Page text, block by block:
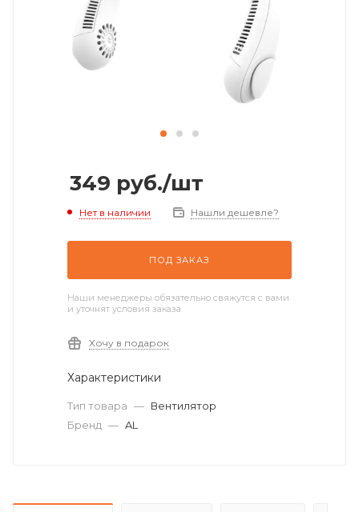
349 руб./шт
Нет в наличии Нашли дешевле?
ПОД ЗАКАЗ
Наши менеджеры обязательно свяжутся с вами
и уточнят условия заказа
Хочу в подарок
Характеристики
Тип товара — Вентилятор
Бренд — AL